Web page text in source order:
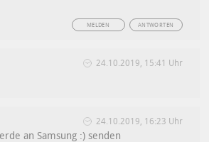
ANTWORTEN
MELDEN
24.10.2019, 15:41 Uhr
24.10.2019, 16:23 Uhr
an Samsung :) senden